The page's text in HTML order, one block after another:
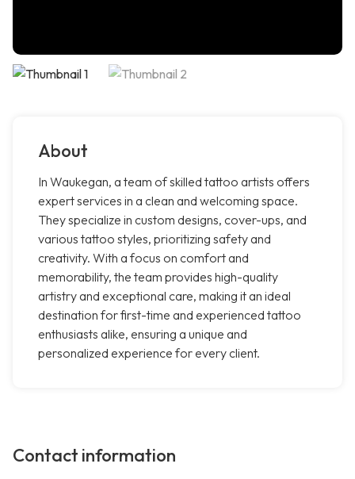
About
In Waukegan, a team of skilled tattoo artists offers
expert services in a clean and welcoming space.
They specialize in custom designs, cover-ups, and
various tattoo styles, prioritizing safety and
creativity. With a focus on comfort and
memorability, the team provides high-quality
artistry and exceptional care, making it an ideal
destination for first-time and experienced tattoo
enthusiasts alike, ensuring a unique and
personalized experience for every client.
Contact information